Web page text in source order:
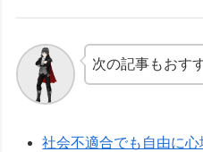
次の記事もおす
社会不適合でも自由に